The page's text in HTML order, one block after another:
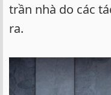
trần nhà do các
ra.